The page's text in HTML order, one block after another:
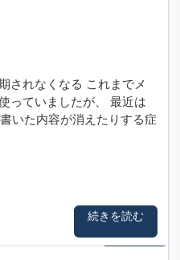
されなくなる これまでメ
っていましたが、 最近は
いた内容が消えたりする症
続きを読む